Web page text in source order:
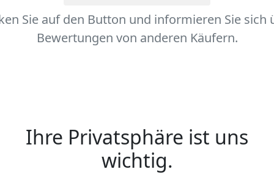
Sie auf den Button und informieren Sie sich
Bewertungen von anderen Käufern.
Ihre Privatsphäre ist uns
wichtig.